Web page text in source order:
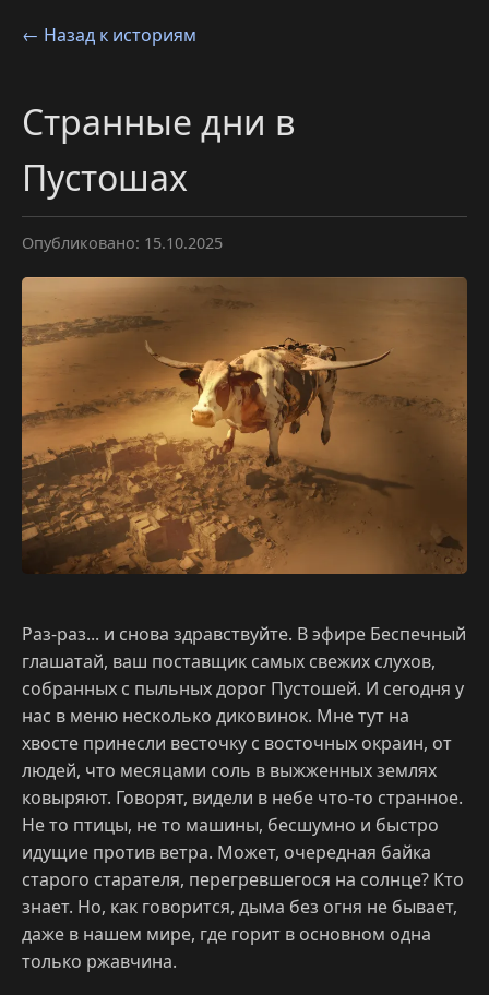
← Назад к историям
Странные дни в
Пустошах
Опубликовано: 15.10.2025
Раз-раз... и снова здравствуйте. В эфире Беспечный
глашатай, ваш поставщик самых свежих слухов,
собранных с пыльных дорог Пустошей. И сегодня у
нас в меню несколько диковинок. Мне тут на
хвосте принесли весточку с восточных окраин, от
людей, что месяцами соль в выжженных землях
ковыряют. Говорят, видели в небе что-то странное.
Не то птицы, не то машины, бесшумно и быстро
идущие против ветра. Может, очередная байка
старого старателя, перегревшегося на солнце? Кто
знает. Но, как говорится, дыма без огня не бывает,
даже в нашем мире, где горит в основном одна
только ржавчина.